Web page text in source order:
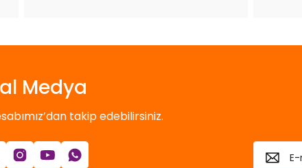
Medya
takip edebilirsiniz.